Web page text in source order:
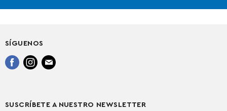
SÍGUENOS
Encuéntrenos
Encuéntrenos
Encuéntrenos
SUSCRÍBETE A NUESTRO NEWSLETTER